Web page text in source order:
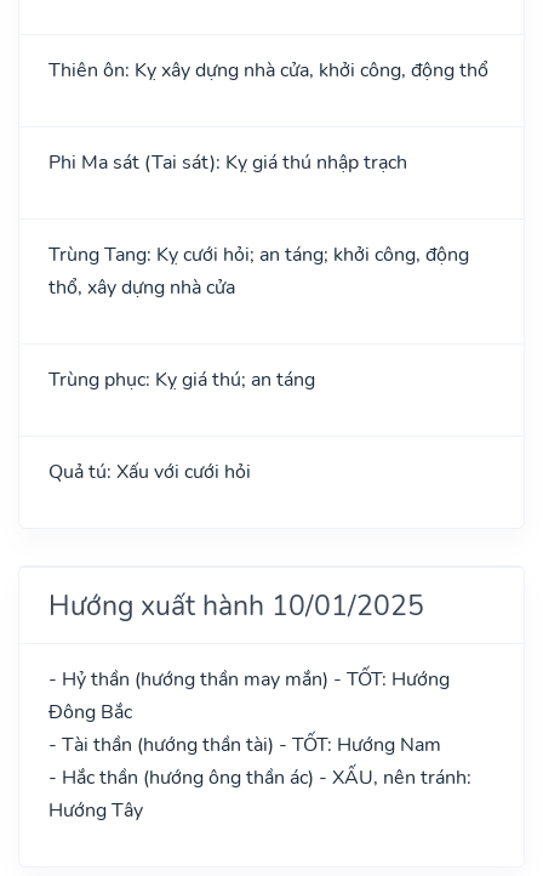
Thiên ôn: Kỵ xây dựng nhà cửa, khởi công, động thổ
Phi Ma sát (Tai sát): Kỵ giá thú nhập trạch
Trùng Tang: Kỵ cưới hỏi; an táng; khởi công, động
thổ, xây dựng nhà cửa
Trùng phục: Kỵ giá thú; an táng
Quả tú: Xấu với cưới hỏi
Hướng xuất hành 10/01/2025
- Hỷ thần (hướng thần may mắn) - TỐT: Hướng
Đông Bắc
- Tài thần (hướng thần tài) - TỐT: Hướng Nam
- Hắc thần (hướng ông thần ác) - XẤU, nên tránh:
Hướng Tây